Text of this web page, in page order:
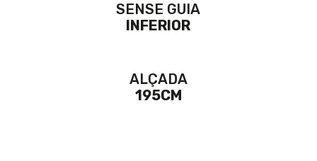
SENSE GUIA
INFERIOR
ALÇADA
195CM